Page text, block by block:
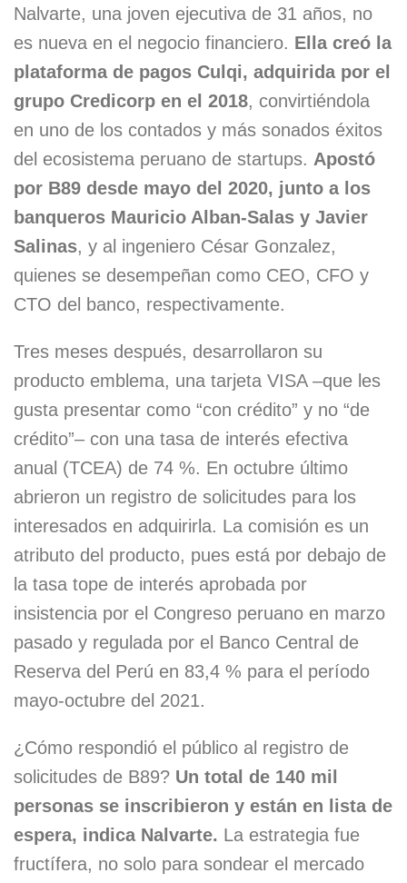
Nalvarte, una joven ejecutiva de 31 años, no
es nueva en el negocio financiero. Ella creó la
plataforma de pagos Culqi, adquirida por el
grupo Credicorp en el 2018, convirtiéndola
en uno de los contados y más sonados éxitos
del ecosistema peruano de startups. Apostó
por B89 desde mayo del 2020, junto a los
banqueros Mauricio Alban-Salas y Javier
Salinas, y al ingeniero César Gonzalez,
quienes se desempeñan como CEO, CFO y
CTO del banco, respectivamente.
Tres meses después, desarrollaron su
producto emblema, una tarjeta VISA –que les
gusta presentar como “con crédito” y no “de
crédito”– con una tasa de interés efectiva
anual (TCEA) de 74 %. En octubre último
abrieron un registro de solicitudes para los
interesados en adquirirla. La comisión es un
atributo del producto, pues está por debajo de
la tasa tope de interés aprobada por
insistencia por el Congreso peruano en marzo
pasado y regulada por el Banco Central de
Reserva del Perú en 83,4 % para el período
mayo-octubre del 2021.
¿Cómo respondió el público al registro de
solicitudes de B89? Un total de 140 mil
personas se inscribieron y están en lista de
espera, indica Nalvarte. La estrategia fue
fructífera, no solo para sondear el mercado